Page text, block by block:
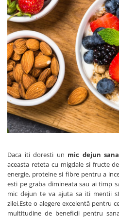
Ceai vrac
Ceaiuri diverse si accesorii
Bauturi
Apa
Sucuri
Vinuri, bere si alte bauturi
Siropuri naturale
Energizante
Carbogazoase
Siropuri Bio
Cacao si inlocuitori
Seminte bio pentru germinat
Seminte din plante oleaginoase
Superalimente bio
Fructe si legume Bio
Alimente de baza
Daca iti doresti un mic dejun
aceasta reteta cu migdale si fructe
energie, proteine si fibre pentru a
esti pe graba dimineata sau ai timp
mic dejun te va ajuta sa iti mentii
zilei.Este o alegere excelentă pentru
multitudine de beneficii pentru